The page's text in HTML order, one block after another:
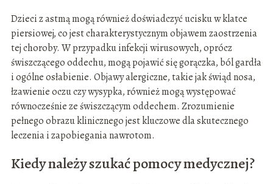
Dzieci z astmą mogą również doświadczyć ucisku w klatce
piersiowej, co jest charakterystycznym objawem zaostrzenia
tej choroby. W przypadku infekcji wirusowych, oprócz
świszczącego oddechu, mogą pojawić się gorączka, ból gardła
i ogólne osłabienie. Objawy alergiczne, takie jak świąd nosa,
łzawienie oczu czy wysypka, również mogą występować
równocześnie ze świszczącym oddechem. Zrozumienie
pełnego obrazu klinicznego jest kluczowe dla skutecznego
leczenia i zapobiegania nawrotom.
Kiedy należy szukać pomocy medycznej?